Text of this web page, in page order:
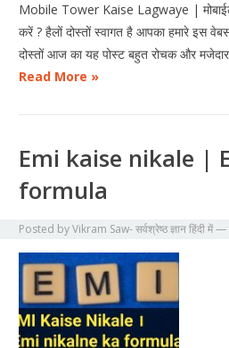
Mobile Tower Kaise Lagwaye |
करें ? हैलों दोस्तों स्वागत है आपका हमारे इस
दोस्तों आज का यह पोस्ट बहुत रोचक और
Read More »
Emi kaise nikale |
formula
Posted byVikram Saw- सर्वश्रेष्ठ ज्ञान हिंदी में—